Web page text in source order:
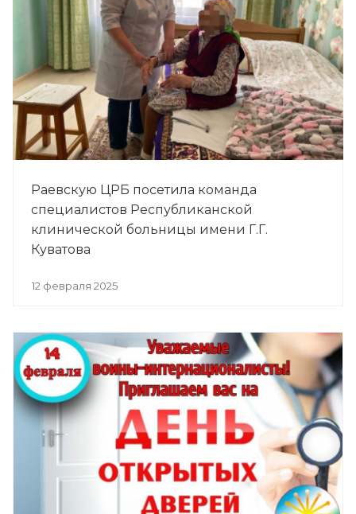
Раевскую ЦРБ посетила команда
специалистов Республиканской
клинической больницы имени Г.Г.
Куватова
12 февраля 2025